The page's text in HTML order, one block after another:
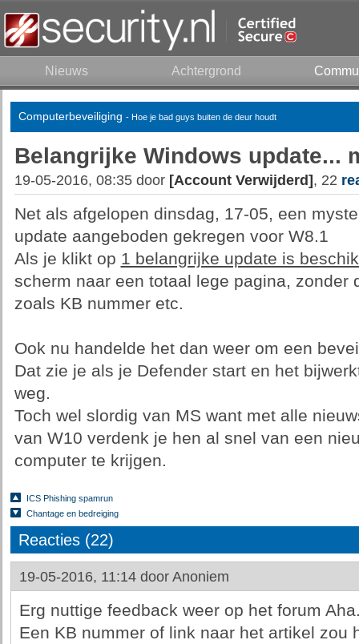
Nieuws Achtergrond
Computerbeveiliging - Hoe je bad guys buiten de deur houdt
Belangrijke Windows update...
19-05-2016, 08:35 door [Account Verwijderd] , 22
Net als afgelopen dinsdag, 17-05, een
update aangeboden gekregen voor W8.1
Als je klikt op 1 belangrijke update is
scherm naar een totaal lege pagina, zonder
zoals KB nummer etc.
Ook nu handelde het dan weer om een
Dat zie je als je Defender start en het
weg.
Toch wel slordig van MS want met alle
van W10 verdenk je hen al snel van een
computer te krijgen.
ICS Phishing spamrun
Chantage en bedreiging
Reacties (22)
19-05-2016, 11:14 door Anoniem
Erg nuttige feedback weer op het forum
Een KB nummer of link naar het artikel zou